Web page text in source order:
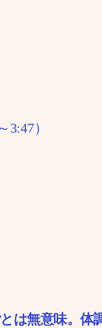
）
は無意味。体